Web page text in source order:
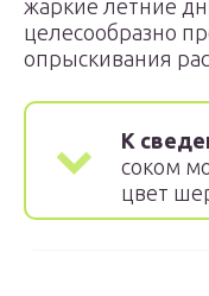
жаркие летние
целесообразно
опрыскивания
К
соком
цвет